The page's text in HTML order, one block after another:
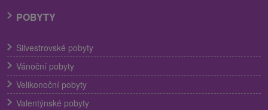
POBYTY
Silvestrovské pobyty
Vánoční pobyty
Velikonoční pobyty
Valentýnské pobyty